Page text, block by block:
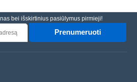
bei išskirtinius pasiūlymus pirmieji!
Prenumeruoti